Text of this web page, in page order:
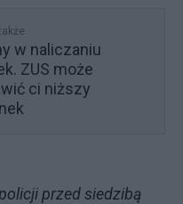
w naliczaniu
ZUS może
ci niższy
przed siedzibą